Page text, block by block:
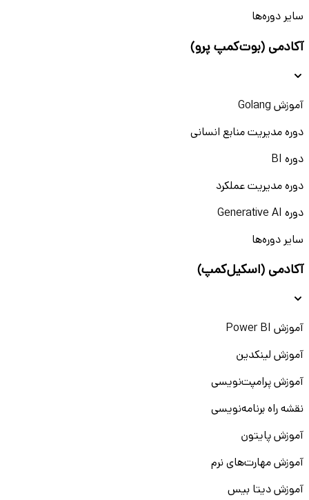
سایر دوره‌ها
آکادمی (بوت‌کمپ پرو)
آموزش Golang
دوره مدیریت منابع انسانی
دوره BI
دوره مدیریت عملکرد
دوره Generative AI
سایر دوره‌ها
آکادمی (اسکیل‌کمپ)
آموزش Power BI
آموزش لینکدین
آموزش پرامپت‌نویسی
نقشه راه برنامه‌نویسی
آموزش پایتون
آموزش مهارت‌های نرم
آموزش دیتا بیس